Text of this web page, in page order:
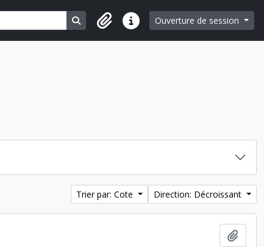
Search in browse page
Liens rapidesOuverture de session
Trier par: Cote Direction: Décroissant